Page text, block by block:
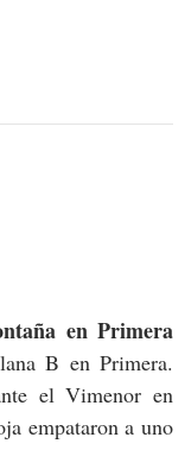
en Primera
B en Primera.
el Vimenor en
empataron a uno